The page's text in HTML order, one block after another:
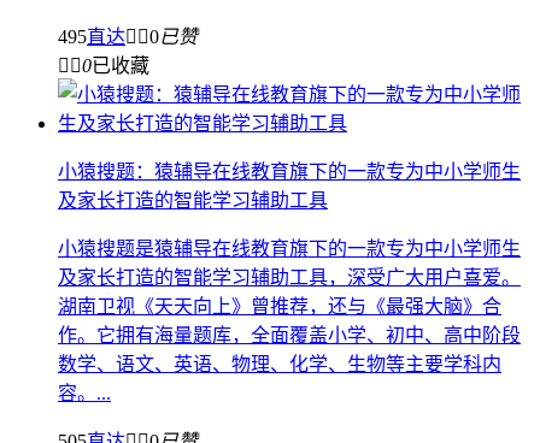
495直达 0已赞
 0已收藏
小猿搜题：猿辅导在线教育旗下的一款专为中小学师生
及家长打造的智能学习辅助工具
小猿搜题是猿辅导在线教育旗下的一款专为中小学师生
及家长打造的智能学习辅助工具，深受广大用户喜爱。
湖南卫视《天天向上》曾推荐，还与《最强大脑》合
作。它拥有海量题库，全面覆盖小学、初中、高中阶段
数学、语文、英语、物理、化学、生物等主要学科内
容。...